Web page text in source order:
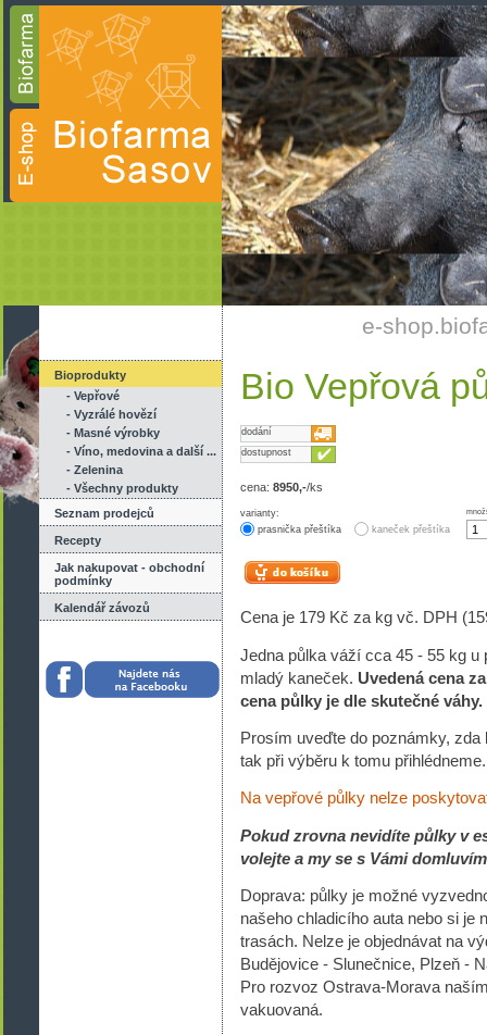
Bioprodukty
- Vepřové
- Vyzrálé hovězí
- Masné výrobky
- Víno, medovina a další ...
- Zelenina
- Všechny produkty
Seznam prodejců
Recepty
Jak nakupovat - obchodní
podmínky
Kalendář závozů
e-
Bio Vepřová
dodání
dostupnost
cena: 8950,-/ks
varianty:
prasnička přeštíka kaneček přeštíka
Cena je 179 Kč za kg vč. DPH
Jedna půlka váží cca 45 - 55 kg
mladý kaneček. Uvedená cena
cena půlky je dle skutečné váhy.
Prosím uveďte do poznámky,
tak při výběru k tomu
Na vepřové půlky nelze
Pokud zrovna nevidíte půlky v
volejte a my se s Vámi
Doprava: půlky je možné
našeho chladicího auta nebo si je
trasách. Nelze je objednávat na
Budějovice - Slunečnice, Plzeň -
Pro rozvoz Ostrava-Morava
vakuovaná.